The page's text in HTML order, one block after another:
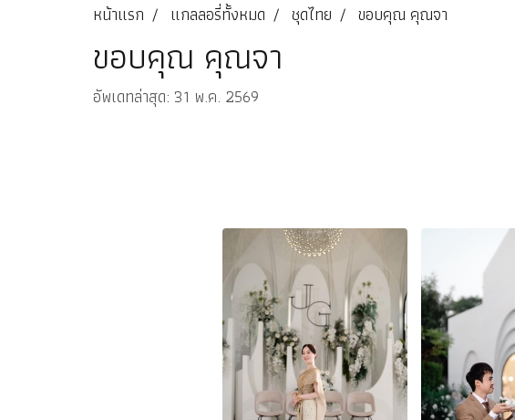
หน้าแรก แกลลอรี่ทั้งหมด ชุดไทย ขอบคุณ คุณจา
ขอบคุณ คุณจา
อัพเดทล่าสุด: 31 พ.ค. 2569